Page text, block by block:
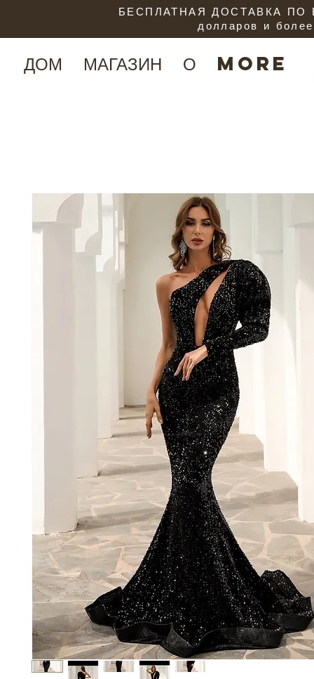
ДОМ МАГАЗИН О More
БЕСПЛАТНАЯ ДОСТАВКА ПО
долларов и